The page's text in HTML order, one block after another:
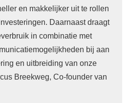
en makkelijker uit te rollen
Daarnaast draagt
in combinatie met
bij aan
en uitbreiding van onze
Breekweg, Co-founder van